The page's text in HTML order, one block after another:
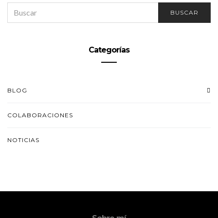
FOR:
BUSCAR
Categorías
BLOG
COLABORACIONES
NOTICIAS